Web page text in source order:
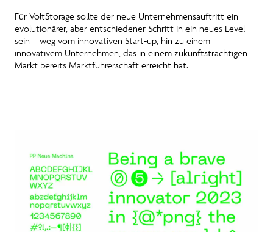
Für VoltStorage sollte der neue Unternehmensauftritt ein
evolutionärer, aber entschiedener Schritt in ein neues Level
sein – weg vom innovativen Start-up, hin zu einem
innovativem Unternehmen, das in einem zukunftsträchtigen
Markt bereits Marktführerschaft erreicht hat.